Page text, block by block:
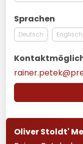
Sprachen
Deutsch Englisch
Oliver Stoldt'